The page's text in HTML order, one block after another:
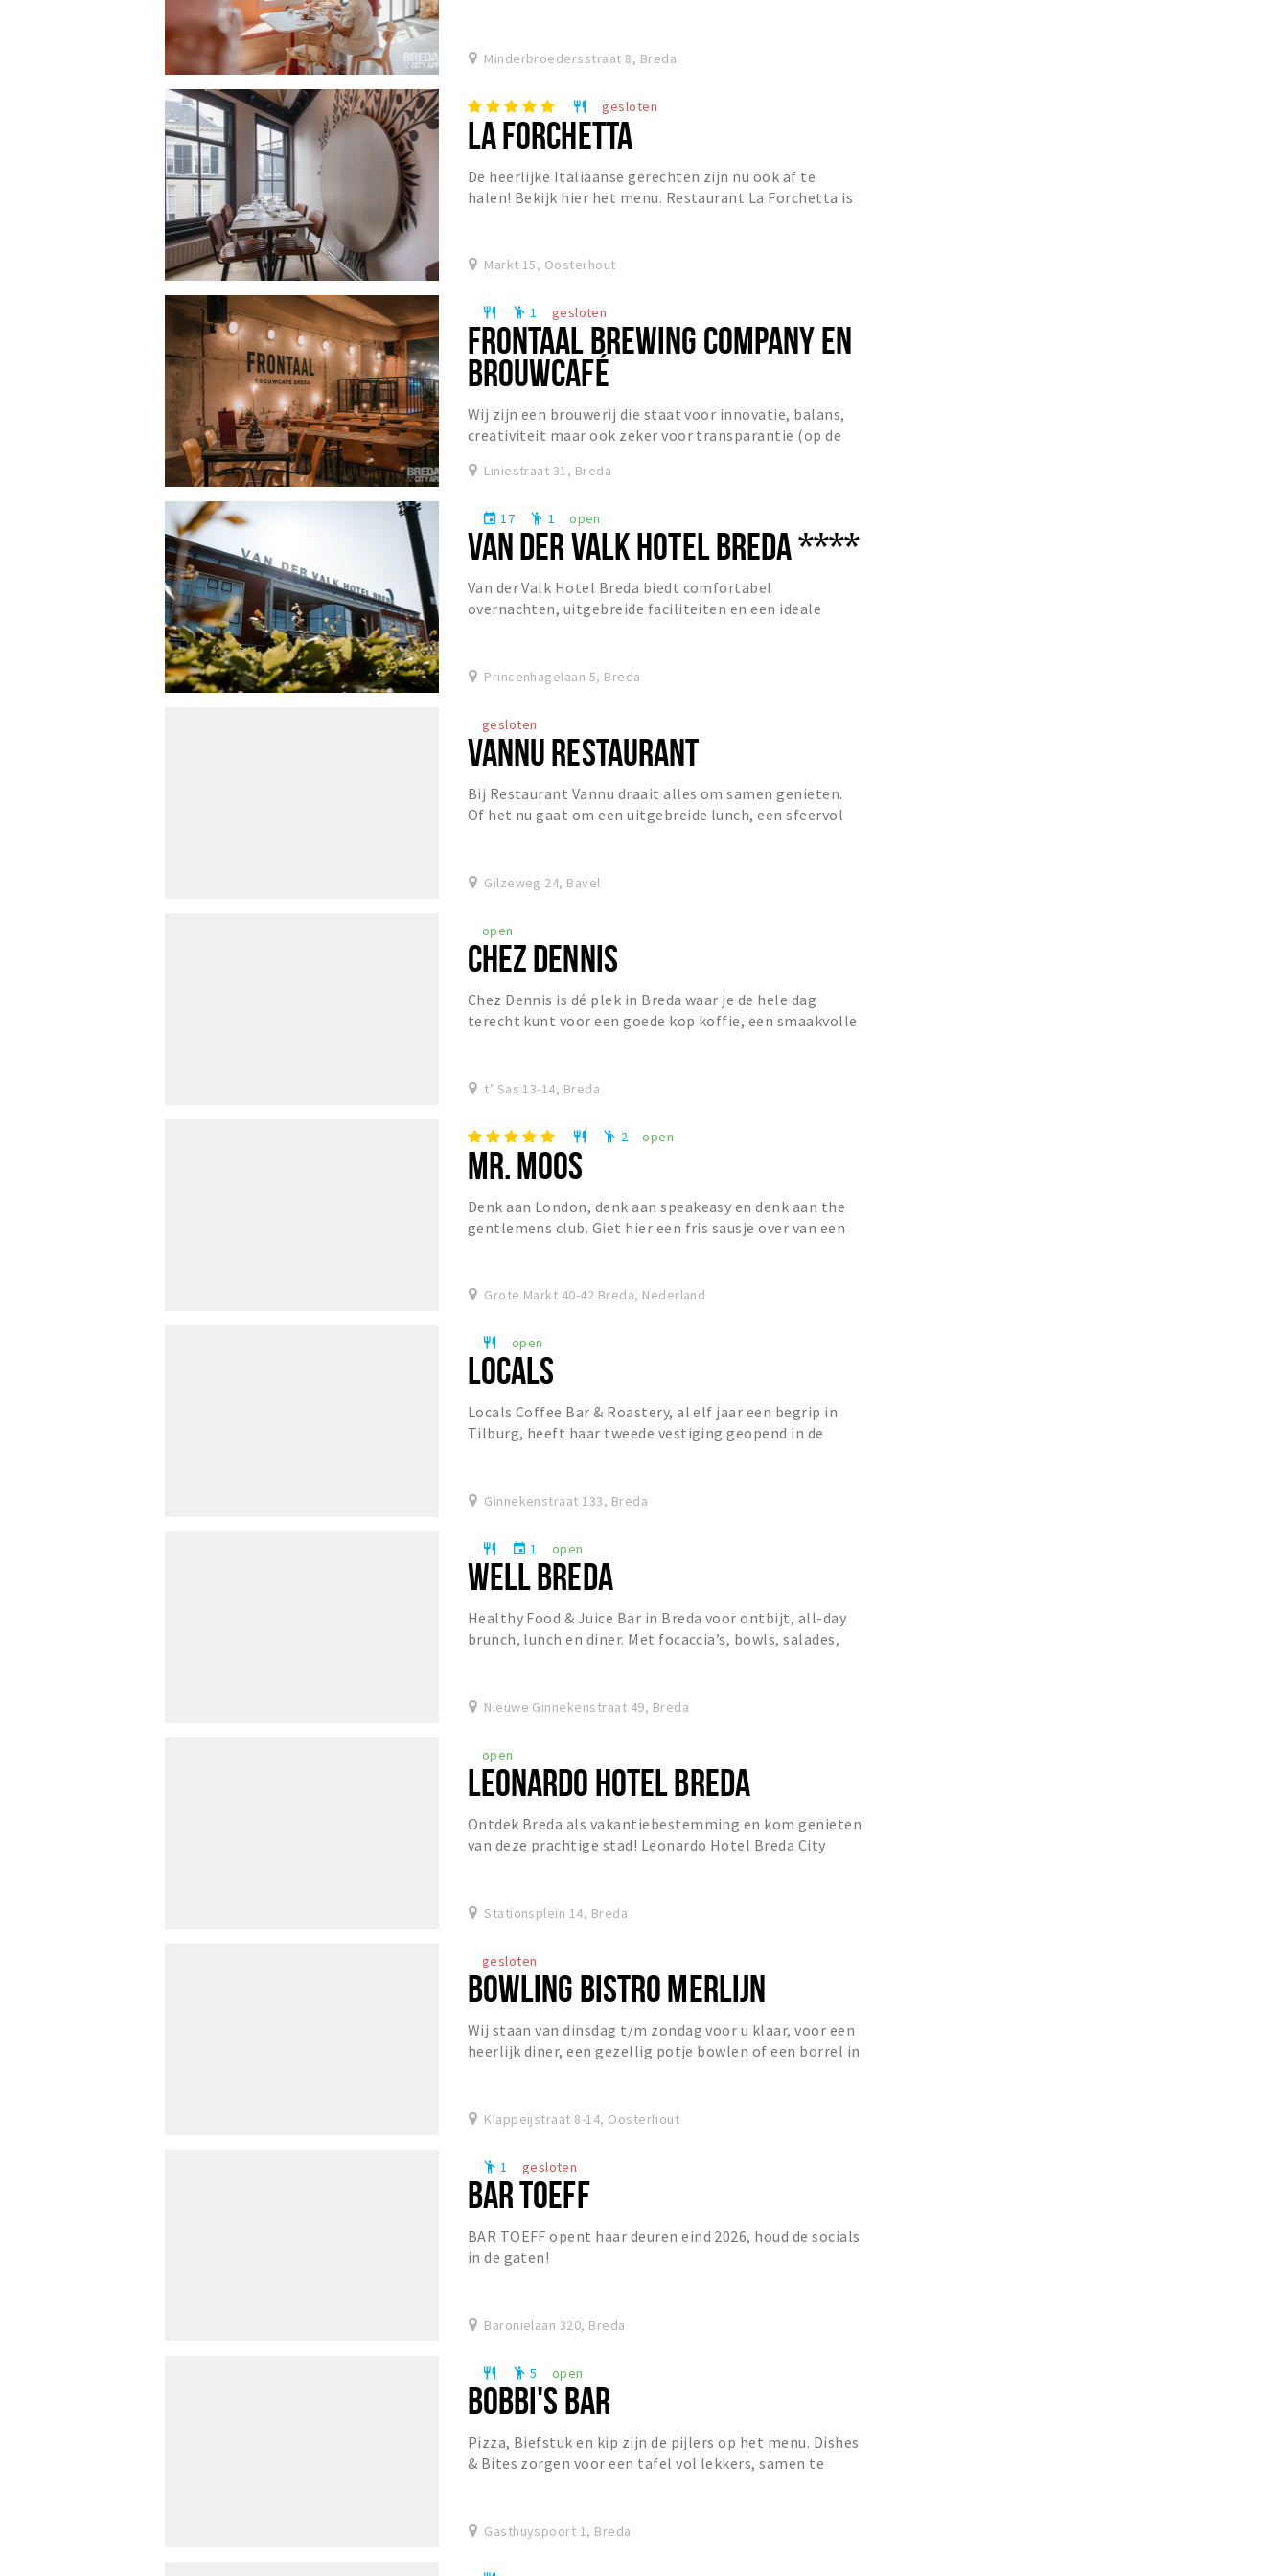
Minderbroedersstraat 8, Breda
restaurant gesloten
LA FORCHETTA
De heerlijke Italiaanse gerechten zijn nu ook af te
halen! Bekijk hier het menu. Restaurant La Forchetta is
Markt 15, Oosterhout
restaurant emoji_people 1 gesloten
FRONTAAL BREWING COMPANY EN
BROUWCAFÉ
Wij zijn een brouwerij die staat voor innovatie, balans,
creativiteit maar ook zeker voor transparantie (op de
Liniestraat 31, Breda
event 17 emoji_people 1 open
VAN DER VALK HOTEL BREDA ****
Van der Valk Hotel Breda biedt comfortabel
overnachten, uitgebreide faciliteiten en een ideale
Princenhagelaan 5, Breda
gesloten
VANNU RESTAURANT
Bij Restaurant Vannu draait alles om samen genieten.
Of het nu gaat om een uitgebreide lunch, een sfeervol
Gilzeweg 24, Bavel
open
CHEZ DENNIS
Chez Dennis is dé plek in Breda waar je de hele dag
terecht kunt voor een goede kop koffie, een smaakvolle
t’ Sas 13-14, Breda
restaurant emoji_people 2 open
MR. MOOS
Denk aan London, denk aan speakeasy en denk aan the
gentlemens club. Giet hier een fris sausje over van een
Grote Markt 40-42 Breda, Nederland
restaurant open
LOCALS
Locals Coffee Bar & Roastery, al elf jaar een begrip in
Tilburg, heeft haar tweede vestiging geopend in de
Ginnekenstraat 133, Breda
restaurant event 1 open
WELL BREDA
Healthy Food & Juice Bar in Breda voor ontbijt, all-day
brunch, lunch en diner. Met focaccia’s, bowls, salades,
Nieuwe Ginnekenstraat 49, Breda
open
LEONARDO HOTEL BREDA
Ontdek Breda als vakantiebestemming en kom genieten
van deze prachtige stad! Leonardo Hotel Breda City
Stationsplein 14, Breda
gesloten
BOWLING BISTRO MERLIJN
Wij staan van dinsdag t/m zondag voor u klaar, voor een
heerlijk diner, een gezellig potje bowlen of een borrel in
Klappeijstraat 8-14, Oosterhout
emoji_people 1 gesloten
BAR TOEFF
BAR TOEFF opent haar deuren eind 2026, houd de socials
in de gaten!
Baronielaan 320, Breda
restaurant emoji_people 5 open
BOBBI'S BAR
Pizza, Biefstuk en kip zijn de pijlers op het menu. Dishes
& Bites zorgen voor een tafel vol lekkers, samen te
Gasthuyspoort 1, Breda